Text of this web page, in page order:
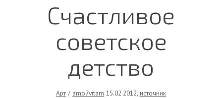
Счастливое
советское
детство
Арт / amo7vitam 15.02.2012, источник